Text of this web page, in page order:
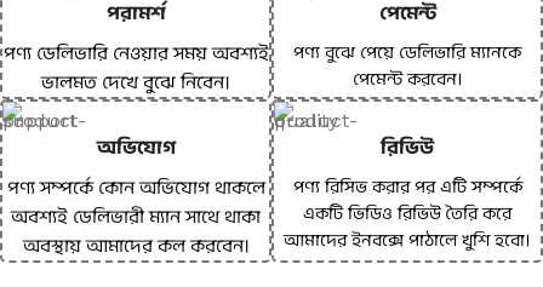
পরামর্শ
পণ্য ডেলিভারি নেওয়ার সময় অবশ্যই
ভালমত দেখে বুঝে নিবেন।
পেমেন্ট
পণ্য বুঝে পেয়ে ডেলিভারি ম্যানকে
পেমেন্ট করবেন।
অভিযোগ
পণ্য সম্পর্কে কোন অভিযোগ থাকলে
অবশ্যই ডেলিভারী ম্যান সাথে থাকা
অবস্থায় আমাদের কল করবেন।
রিভিউ
পণ্য রিসিভ করার পর এটি সম্পর্কে
একটি ভিডিও রিভিউ তৈরি করে
আমাদের ইনবক্সে পাঠালে খুশি হবো।